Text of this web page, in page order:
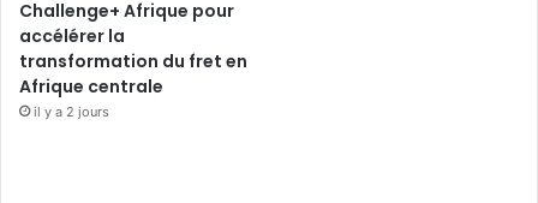
Challenge+ Afrique pour
accélérer la
transformation du fret en
Afrique centrale
il y a 2 jours